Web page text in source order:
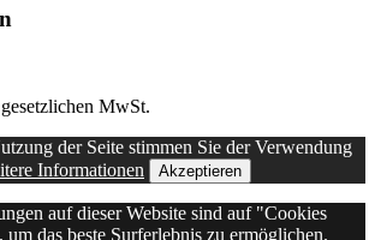
MwSt.
der Seite stimmen Sie der Verwendung
Informationen Akzeptieren
auf dieser Website sind auf "Cookies
um das beste Surferlebnis zu ermöglichen.